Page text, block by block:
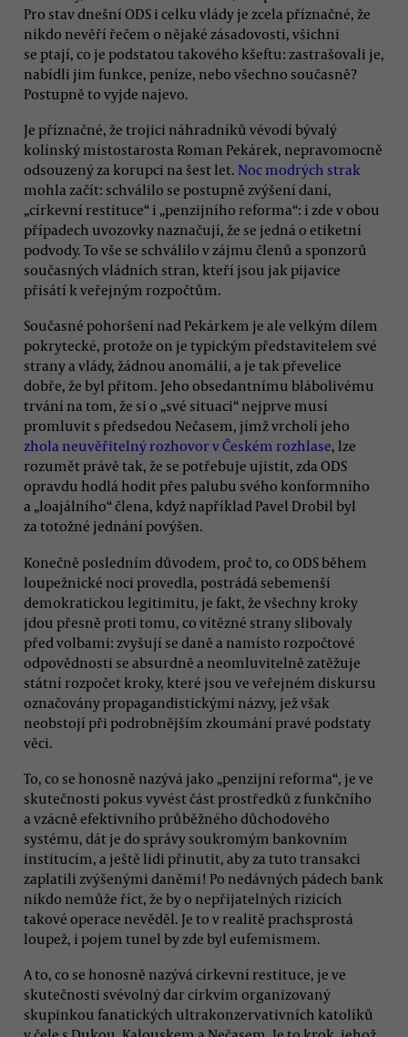
Pro stav dnešní ODS i celku vlády je zcela příznačné, že
nikdo nevěří řečem o nějaké zásadovosti, všichni
se ptají, co je podstatou takového kšeftu: zastrašovali je,
nabídli jim funkce, peníze, nebo všechno současně?
Postupně to vyjde najevo.
Je příznačné, že trojici náhradníků vévodí bývalý
kolínský místostarosta Roman Pekárek, nepravomocně
odsouzený za korupci na šest let. Noc modrých strak
mohla začít: schválilo se postupně zvýšení daní,
„církevní restituce“ i „penzijního reforma“: i zde v obou
případech uvozovky naznačují, že se jedná o etiketní
podvody. To vše se schválilo v zájmu členů a sponzorů
současných vládních stran, kteří jsou jak pijavice
přisátí k veřejným rozpočtům.
Současné pohoršení nad Pekárkem je ale velkým dílem
pokrytecké, protože on je typickým představitelem své
strany a vlády, žádnou anomálií, a je tak převelice
dobře, že byl přitom. Jeho obsedantnímu blábolivému
trvání na tom, že si o „své situaci“ nejprve musí
promluvit s předsedou Nečasem, jímž vrcholí jeho
zhola neuvěřitelný rozhovor v Českém rozhlase, lze
rozumět právě tak, že se potřebuje ujistit, zda ODS
opravdu hodlá hodit přes palubu svého konformního
a „loajálního“ člena, když například Pavel Drobil byl
za totožné jednání povýšen.
Konečně posledním důvodem, proč to, co ODS během
loupežnické noci provedla, postrádá sebemenší
demokratickou legitimitu, je fakt, že všechny kroky
jdou přesně proti tomu, co vítězné strany slibovaly
před volbami: zvyšují se daně a namísto rozpočtové
odpovědnosti se absurdně a neomluvitelně zatěžuje
státní rozpočet kroky, které jsou ve veřejném diskursu
označovány propagandistickými názvy, jež však
neobstojí při podrobnějším zkoumání pravé podstaty
věci.
To, co se honosně nazývá jako „penzijní reforma“, je ve
skutečnosti pokus vyvést část prostředků z funkčního
a vzácně efektivního průběžného důchodového
systému, dát je do správy soukromým bankovním
institucím, a ještě lidi přinutit, aby za tuto transakci
zaplatili zvýšenými daněmi! Po nedávných pádech bank
nikdo nemůže říct, že by o nepřijatelných rizicích
takové operace nevěděl. Je to v realitě prachsprostá
loupež, i pojem tunel by zde byl eufemismem.
A to, co se honosně nazývá církevní restituce, je ve
skutečnosti svévolný dar církvím organizovaný
skupinkou fanatických ultrakonzervativních katolíků